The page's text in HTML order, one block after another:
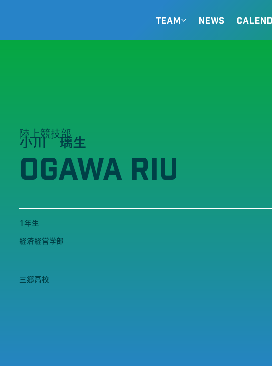
TEAM NEWS
陸上競技部
小川 璃生
OGAWA RIU
1年生
経済経営学部
三郷高校